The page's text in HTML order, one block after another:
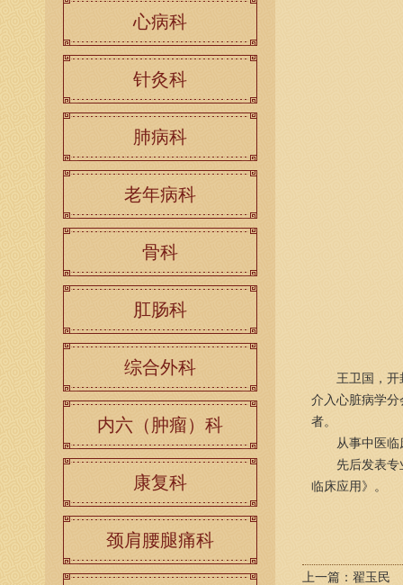
王卫国，开封
介入心脏病学
者。
从事中医临床
先后发表专业
临床应用》。
上一篇： 翟玉民
心病科
针灸科
肺病科
老年病科
骨科
肛肠科
综合外科
内六（肿瘤）科
康复科
颈肩腰腿痛科